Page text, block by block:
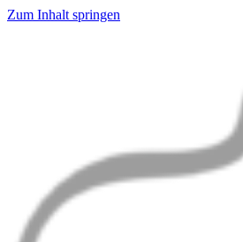
Zum Inhalt springen